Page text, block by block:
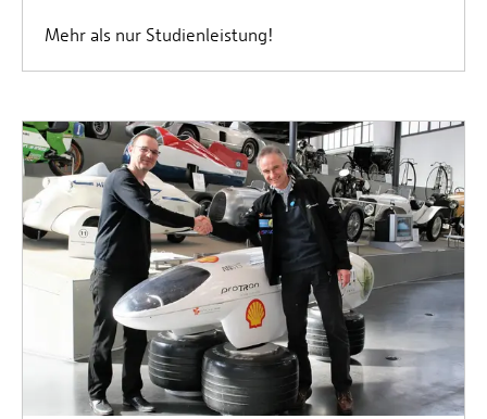
Mehr als nur Studienleistung!